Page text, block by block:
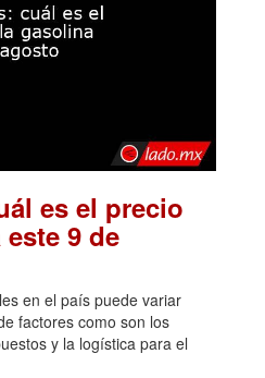
es el precio
9 de
en el país puede variar
factores como son los
y la logística para el